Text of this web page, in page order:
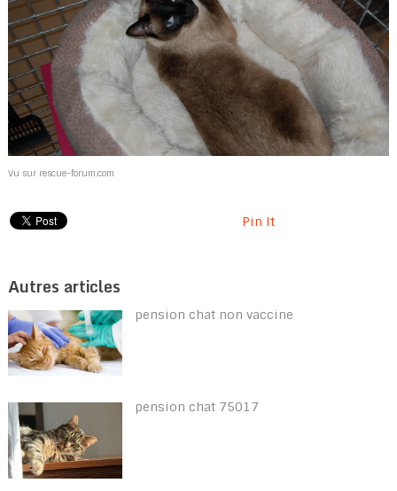
Vu sur rescue-forum.com
Pin It
Autres articles
pension chat non vaccine
pension chat 75017